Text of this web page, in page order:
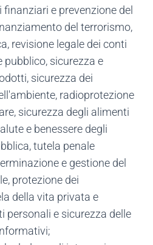
e prevenzione del
del terrorismo,
revisione legale dei conti
pubblico, sicurezza e
sicurezza dei
radioprotezione
sicurezza degli alimenti
e benessere degli
tutela penale
e gestione del
protezione dei
della vita privata e
personali e sicurezza delle